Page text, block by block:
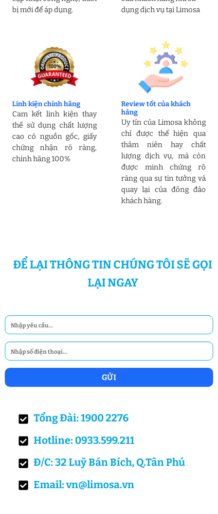
bị mới để áp dụng.
dụng dịch vụ tại Limosa
Linh kiện chính hãng
Cam kết linh kiện thay
thế sử dụng chất lượng
cao có nguồn gốc, giấy
chứng nhận rõ ràng,
chính hãng 100%
Review tốt của khách
hàng
Uy tín của Limosa không
chỉ được thể hiện qua
thâm niên hay chất
lượng dịch vụ, mà còn
được minh chứng rõ
ràng qua sự tin tưởng và
quay lại của đông đảo
khách hàng.
ĐỂ LẠI THÔNG TIN CHÚNG TÔI SẼ GỌI
LẠI NGAY
Tổng Đài: 1900 2276
Hotline: 0933.599.211
Đ/C: 32 Luỹ Bán Bích, Q.Tân Phú
Email: vn@limosa.vn